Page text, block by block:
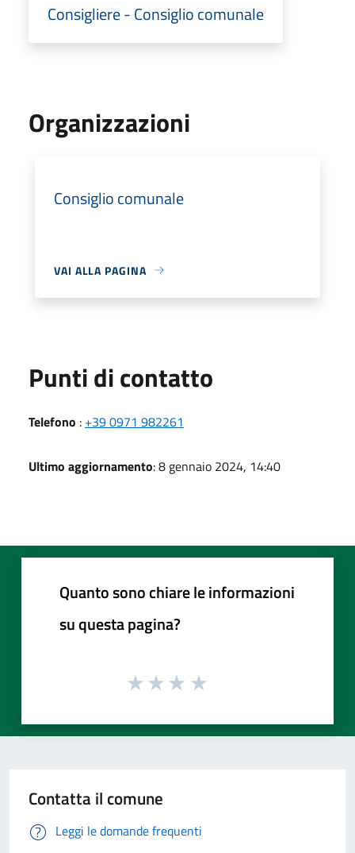
Consigliere - Consiglio comunale
Organizzazioni
Consiglio comunale
VAI ALLA PAGINA
Punti di contatto
Telefono : +39 0971 982261
Ultimo aggiornamento: 8 gennaio 2024, 14:40
Quanto sono chiare le informazioni
su questa pagina?
Contatta il comune
Leggi le domande frequenti